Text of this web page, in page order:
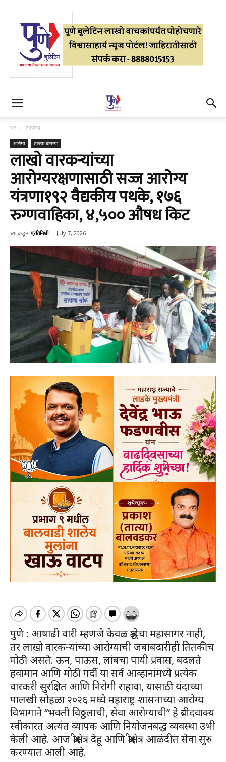
घर आरोग्य
आरोग्य ताज्या बातम्या
लाखो वारकऱ्यांच्या
आरोग्यरक्षणासाठी सज्ज आरोग्य
यंत्रणा१९२ वैद्यकीय पथके, १७६
रुग्णवाहिका, ४,५०० औषध किट
च्या कडून प्रतिनिधी - July 7, 2026
पुणे : आषाढी वारी म्हणजे केवळ श्रद्धेचा महासागर नाही,
तर लाखो वारकऱ्यांच्या आरोग्याची जबाबदारीही तितकीच
मोठी असते. ऊन, पाऊस, लांबचा पायी प्रवास, बदलते
हवामान आणि मोठी गर्दी या सर्व आव्हानांमध्ये प्रत्येक
वारकरी सुरक्षित आणि निरोगी राहावा, यासाठी यंदाच्या
पालखी सोहळा २०२६ मध्ये महाराष्ट्र शासनाच्या आरोग्य
विभागाने “भक्ती विठ्ठलाची, सेवा आरोग्याची” हे ब्रीदवाक्य
स्वीकारत अत्यंत व्यापक आणि नियोजनबद्ध व्यवस्था उभी
केली आहे. आज श्रीक्षेत्र देहू आणि श्रीक्षेत्र आळंदीत सेवा सुरु
करण्यात आली आहे.